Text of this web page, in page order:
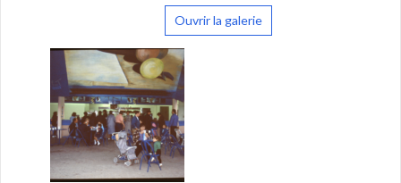
Ouvrir la galerie